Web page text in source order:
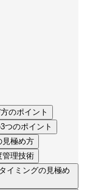
のポイント
つのポイント
見極め方
管理技術
イミングの見極め